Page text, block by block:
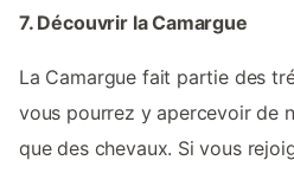
7. Découvrir la Camargue
La Camargue fait partie des
vous pourrez y apercevoir de
que des chevaux. Si vous